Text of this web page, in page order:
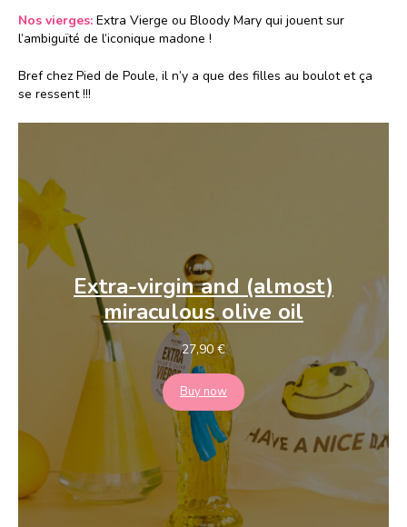
Nos vierges: Extra Vierge ou Bloody Mary qui jouent sur
l’ambiguïté de l’iconique madone !
Bref chez Pied de Poule, il n’y a que des filles au boulot et ça
se ressent !!!
Extra-virginand (almost)
miraculousolive oil
27,90 €
Buy now